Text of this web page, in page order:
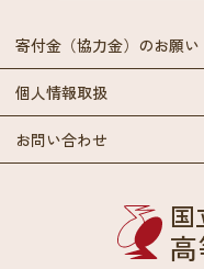
寄付金（協力金）のお願い
個人情報取扱
お問い合わせ
国